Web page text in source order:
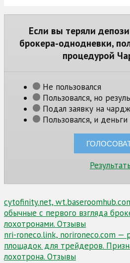
Если вы теряли
брокера-однодневки,
процедурой
Не пользовался
Пользовался, но
Подал заявку на
Пользовался, и
Навигация
по
записям
cytofinity.net,
обычные с первого взгляда
лохотронами. Отзывы
nri-roneco.link, norironeco.com —
площадок для трейдеров.
лохотрона. Отзывы